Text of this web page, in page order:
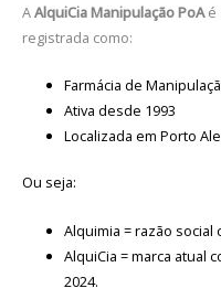
AAlquiCia Manipulação PoAé
registrada como:
Farmácia de
Ativa desde 1993
Localizada em Porto
Ou seja:
Alquimia = razão social
AlquiCia = marca atual
2024.